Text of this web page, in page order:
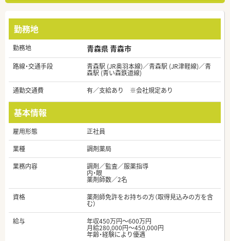
勤務地
勤務地 青森県 青森市
路線・交通手段 青森駅 (JR奥羽本線)／青森駅 (JR津軽線)／青
森駅 (青い森鉄道線)
通勤交通費
有／支給あり ※会社規定あり
基本情報
雇用形態
正社員
業種
調剤薬局
業務内容
調剤／監査／服薬指導
内・眼
薬剤師数／2名
資格
薬剤師免許をお持ちの方（取得見込みの方を含
む）
給与
年収450万円～600万円
月給280,000円～450,000円
年齢・経験により優遇